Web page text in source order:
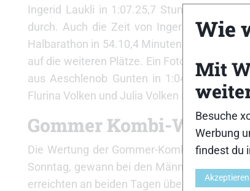
Ingerid Laukli in 1:07.25,7 Stunden vor
durch. Auch die Zeit von Ingerid Laukli
Halbarathon in 54.10,4 Minuten. Er verwies
auf die weiteren Plätze. Ein Fotofinish gab
aus Aeschlenob Gunten in 1:04.34,2
Flurina Volken und Julia Volken aus Fiesch
Gommer Kombi-
Die Wertung der Gommer-Kombi,
Sonntag, gewann bei den Männern der
erreichten an beiden Tagen über 1.400
Wie
Mit
Besuche
Werbung
findest du